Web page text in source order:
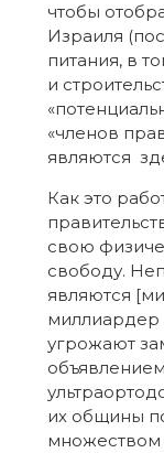
чтобы
Израиля
питания, в
и
«членов
являются
Как это
свою
свободу.
являются
миллиардер
угрожают
их общины
множеством